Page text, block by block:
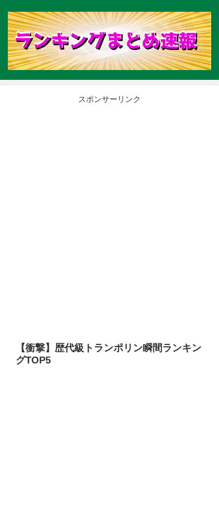
スポンサーリンク
【衝撃】歴代級トランポリン瞬間ランキン
グTOP5